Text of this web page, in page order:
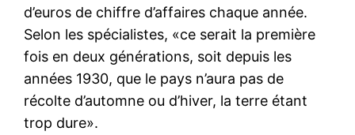
d’euros de chiffre d’affaires chaque année.
Selon les spécialistes, «ce serait la première
fois en deux générations, soit depuis les
années 1930, que le pays n’aura pas de
récolte d’automne ou d’hiver, la terre étant
trop dure».